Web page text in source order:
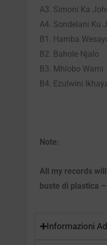
A3. Simoni Ka
A4. Sondelani Ku
B1. Hamba
B2. Bahole Njalo
B3. Mhlobo Wami
B4. Ezulwini
Note:
All my records
buste di plastica
Informazioni